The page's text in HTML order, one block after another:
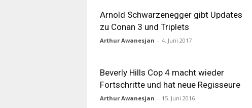
Arnold Schwarzenegger gibt Updates
zu Conan 3 und Triplets
Arthur Awanesjan - 4. Juni 2017
Beverly Hills Cop 4 macht wieder
Fortschritte und hat neue Regisseure
Arthur Awanesjan - 15. Juni 2016